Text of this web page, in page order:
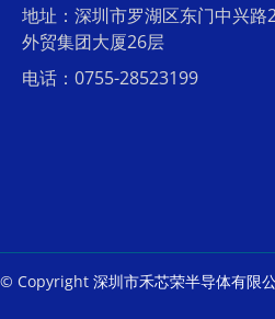
地址：深圳市罗湖区东门中兴路
外贸集团大厦26层
电话：0755-28523199
© Copyright 深圳市禾芯荣半导体有限